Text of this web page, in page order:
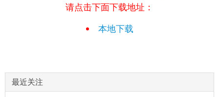
请点击下面下载地址：
本地下载
最近关注